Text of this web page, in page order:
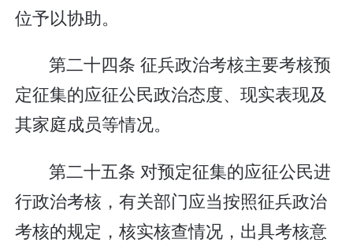
位予以协助。
第二十四条 征兵政治考核主要考核预
定征集的应征公民政治态度、现实表现及
其家庭成员等情况。
第二十五条 对预定征集的应征公民进
行政治考核，有关部门应当按照征兵政治
考核的规定，核实核查情况，出具考核意